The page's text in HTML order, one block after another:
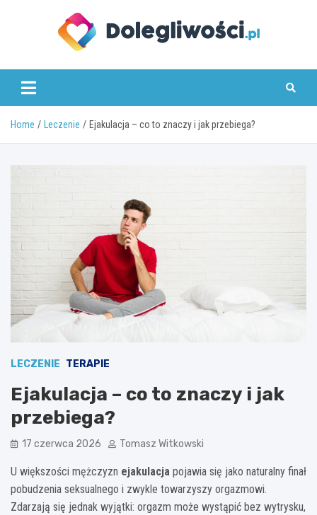
dolegliwosci.pl
Home Leczenie Ejakulacja – co to znaczy i jak przebiega?
LECZENIE TERAPIE
Ejakulacja – co to znaczy i jak
przebiega?
17 czerwca 2026 Tomasz Witkowski
U większości mężczyzn ejakulacja pojawia się jako naturalny finał
pobudzenia seksualnego i zwykle towarzyszy orgazmowi.
Zdarzają się jednak wyjątki: orgazm może wystąpić bez wytrysku,